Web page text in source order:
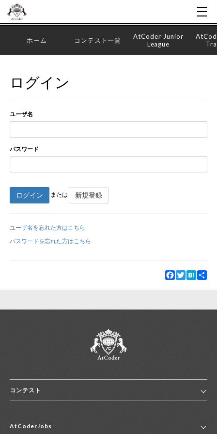
新規登録
ホーム コンテスト一覧
AtCoder Junior
League
ログイン
ユーザ名
パスワード
ログイン または 新規登録
ユーザ名を忘れた方はこちら
パスワードを忘れた方はこちら
Facebook
TwitterHatena
コンテスト
コンテスト一覧
AtCoderJobs